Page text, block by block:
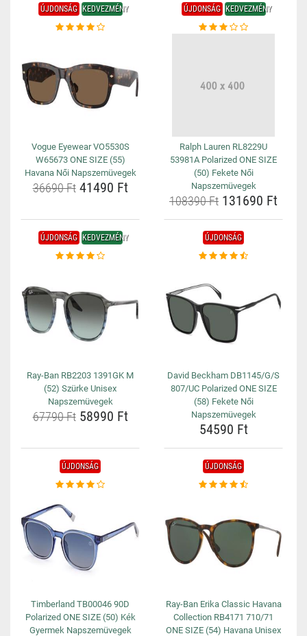
ÚJDONSÁG KEDVEZMÉNY
Vogue Eyewear VO5530S
W65673 ONE SIZE (55)
Havana Női Napszemüvegek
36690 Ft41490 Ft
ÚJDONSÁG KEDVEZMÉNY
Ralph Lauren RL8229U
53981A Polarized ONE SIZE
(50) Fekete Női
Napszemüvegek
108390 Ft 131690 Ft
ÚJDONSÁG KEDVEZMÉNY
Ray-Ban RB2203 1391GK M
(52) Szürke Unisex
Napszemüvegek
67790 Ft58990 Ft
ÚJDONSÁG
David Beckham DB1145/G/S
807/UC Polarized ONE SIZE
(58) Fekete Női
Napszemüvegek
54590 Ft
ÚJDONSÁG
Timberland TB00046 90D
Polarized ONE SIZE (50) Kék
Gyermek Napszemüvegek
ÚJDONSÁG
Ray-Ban Erika Classic Havana
Collection RB4171 710/71
ONE SIZE (54) Havana Unisex